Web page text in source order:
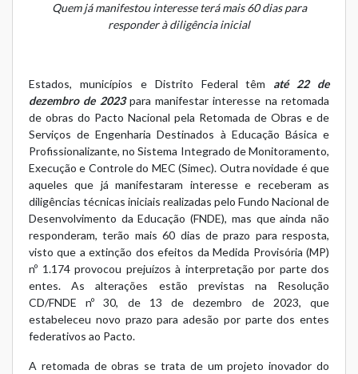
Quem já manifestou interesse terá mais 60 dias para
responder à diligência inicial
Estados, municípios e Distrito Federal têm até 22 de
dezembro de 2023para manifestar interesse na retomada
de obras do Pacto Nacional pela Retomada de Obras e de
Serviços de Engenharia Destinados à Educação Básica e
Profissionalizante, no Sistema Integrado de Monitoramento,
Execução e Controle do MEC (Simec). Outra novidade é que
aqueles que já manifestaram interesse e receberam as
diligências técnicas iniciais realizadas pelo Fundo Nacional de
Desenvolvimento da Educação (FNDE), mas que ainda não
responderam, terão mais 60 dias de prazo para resposta,
visto que a extinção dos efeitos da Medida Provisória (MP)
nº 1.174 provocou prejuízos à interpretação por parte dos
entes. As alterações estão previstas na Resolução
CD/FNDE nº 30, de 13 de dezembro de 2023, que
estabeleceu novo prazo para adesão por parte dos entes
federativos ao Pacto.
A retomada de obras se trata de um projeto inovador do